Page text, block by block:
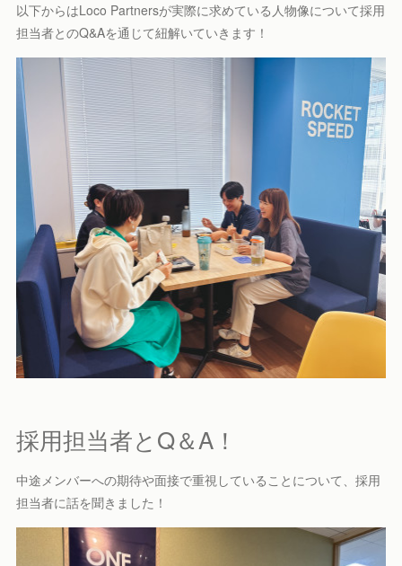
以下からはLoco Partnersが実際に求めている人物像について採用
担当者とのQ&Aを通じて紐解いていきます！
採用担当者とQ＆A！
中途メンバーへの期待や面接で重視していることについて、採用
担当者に話を聞きました！